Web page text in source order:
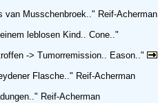
van Musschenbroek.." Reif-Acherman
leblosen Kind.. Cone.."
-> Tumorremission.. Eason.."
Flasche.." Reif-Acherman
Reif-Acherman